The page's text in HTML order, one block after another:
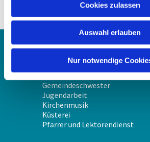
Cookies zulassen
Auswahl erlauben
Nur notwendige
Über uns
Gemeindekirchenrat
Gemeindeschwester
Jugendarbeit
Kirchenmusik
Küsterei
Pfarrer und Lektorendienst